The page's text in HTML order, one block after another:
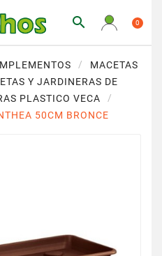
 0
MACETAS
Y JARDINERAS DE
PLASTICO VECA
50CM BRONCE